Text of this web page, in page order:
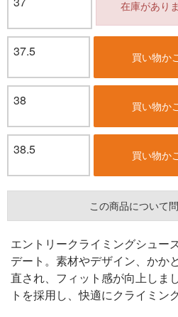
在庫があり
37.5 買い物か
38 買い物か
38.5 買い物か
この商品について
エントリークライミングシュー
デート。素材やデザイン、かか
直され、フィット感が向上しま
トを採用し、快適にクライミン